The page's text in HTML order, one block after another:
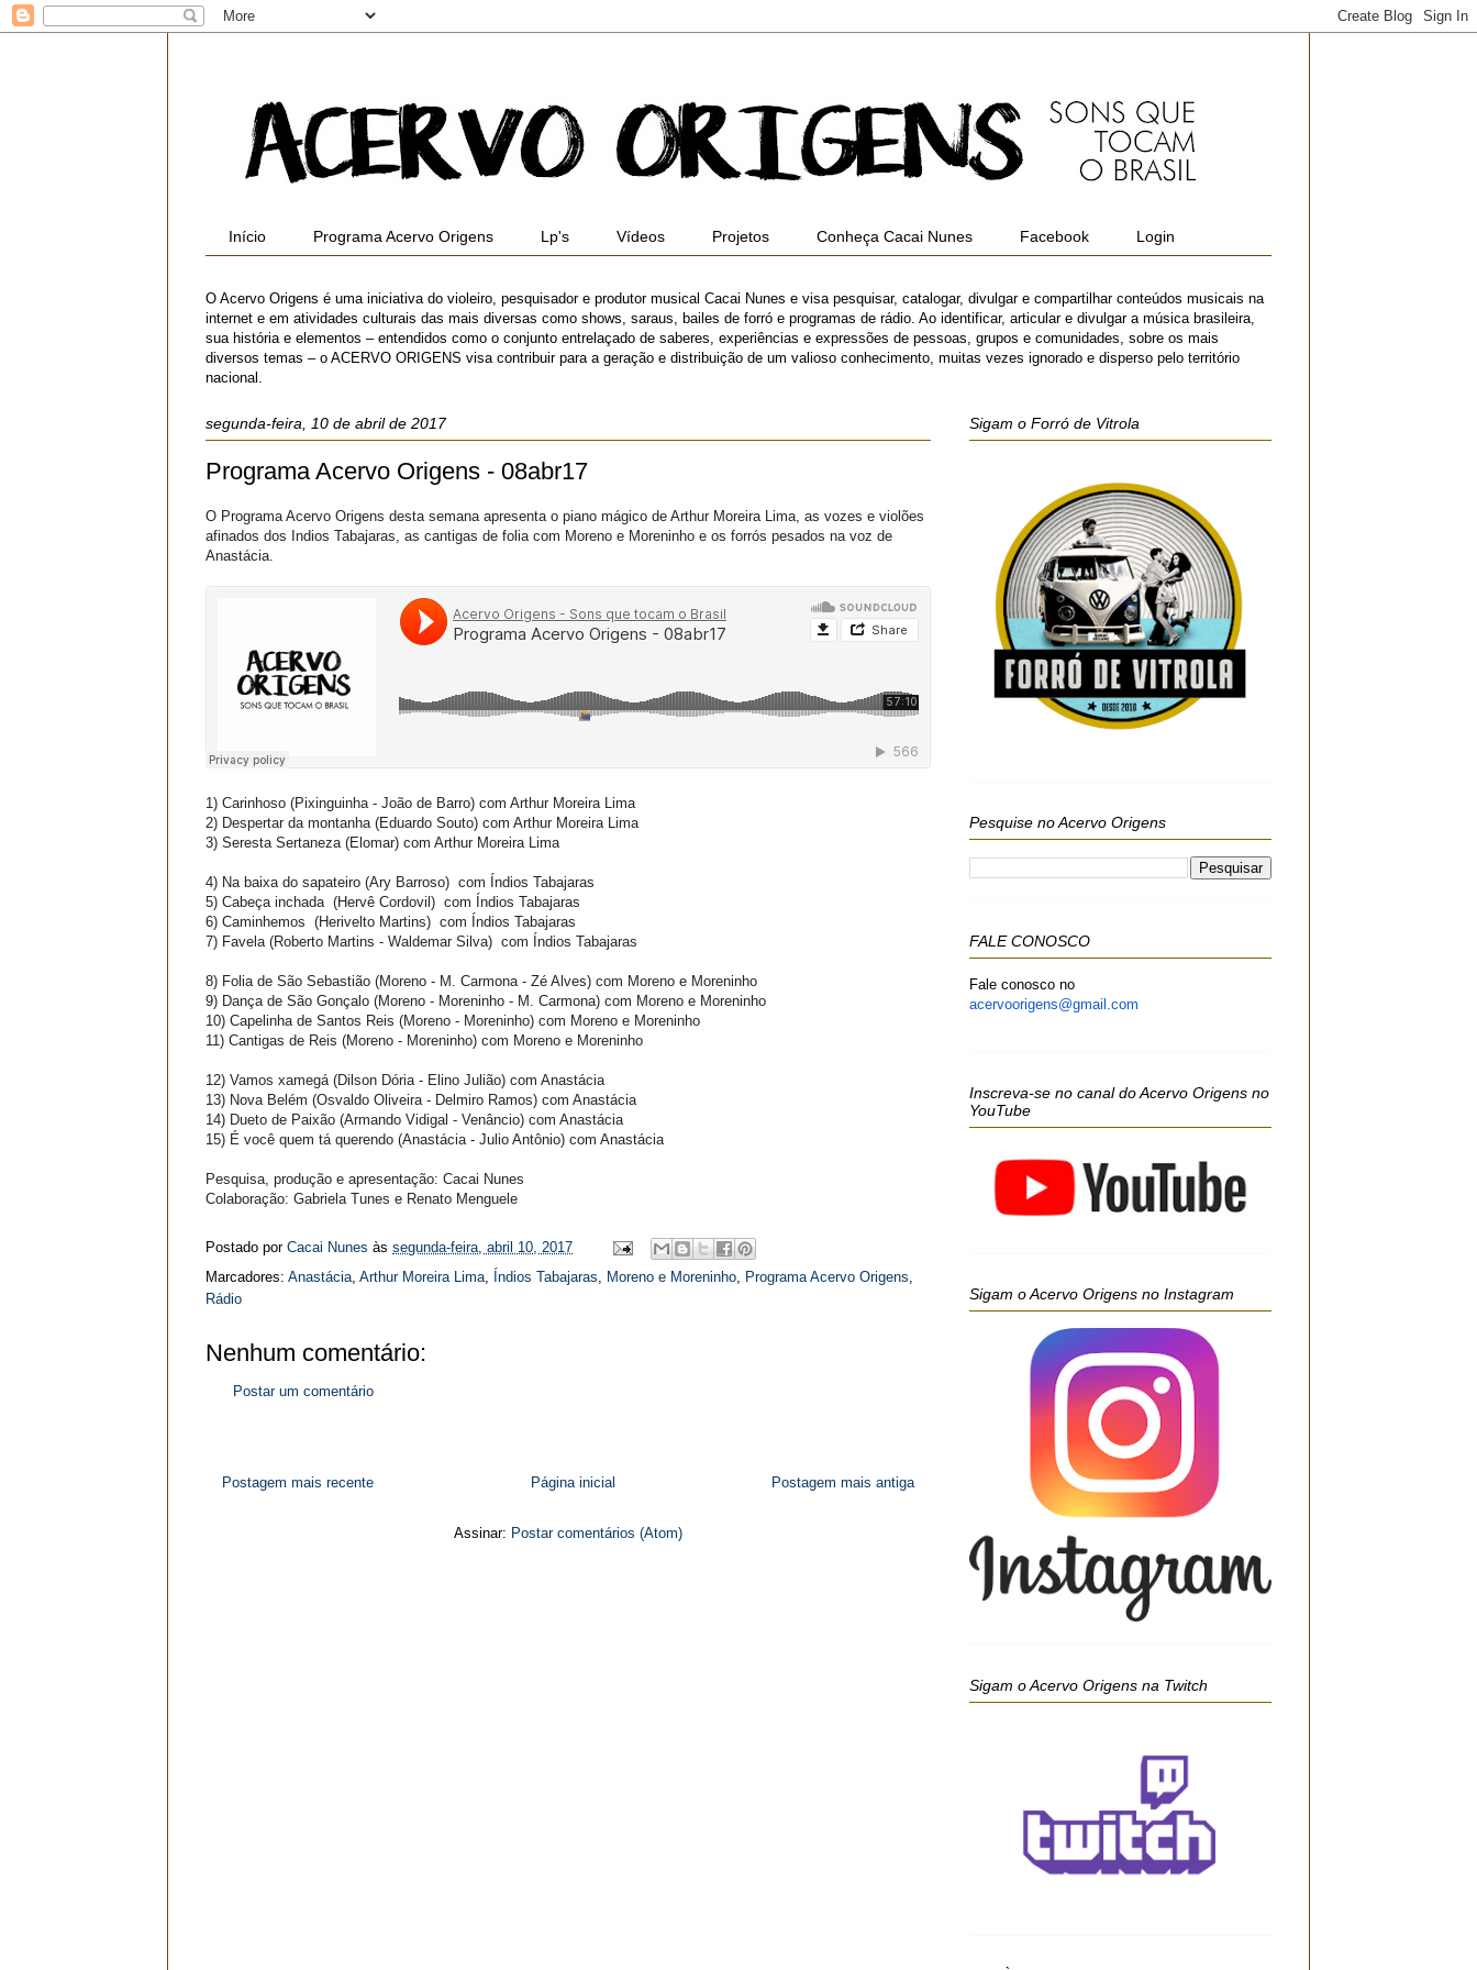
Início Programa Acervo Origens Lp's Vídeos Projetos Conheça Cacai Nunes Facebook Login
O Acervo Origens é uma iniciativa do violeiro, pesquisador e produtor musical Cacai Nunes e visa pesquisar, catalogar, divulgar e compartilhar conteúdos musicais na
internet e em atividades culturais das mais diversas como shows, saraus, bailes de forró e programas de rádio. Ao identificar, articular e divulgar a música brasileira,
sua história e elementos – entendidos como o conjunto entrelaçado de saberes, experiências e expressões de pessoas, grupos e comunidades, sobre os mais
diversos temas – o ACERVO ORIGENS visa contribuir para a geração e distribuição de um valioso conhecimento, muitas vezes ignorado e disperso pelo território
nacional.
segunda-feira, 10 de abril de 2017
Programa Acervo Origens - 08abr17
O Programa Acervo Origens desta semana apresenta o piano mágico de Arthur Moreira Lima, as vozes e violões
afinados dos Indios Tabajaras, as cantigas de folia com Moreno e Moreninho e os forrós pesados na voz de
Anastácia.
1) Carinhoso (Pixinguinha - João de Barro) com Arthur Moreira Lima
2) Despertar da montanha (Eduardo Souto) com Arthur Moreira Lima
3) Seresta Sertaneza (Elomar) com Arthur Moreira Lima
4) Na baixa do sapateiro (Ary Barroso) com Índios Tabajaras
5) Cabeça inchada (Hervê Cordovil) com Índios Tabajaras
6) Caminhemos (Herivelto Martins) com Índios Tabajaras
7) Favela (Roberto Martins - Waldemar Silva) com Índios Tabajaras
8) Folia de São Sebastião (Moreno - M. Carmona - Zé Alves) com Moreno e Moreninho
9) Dança de São Gonçalo (Moreno - Moreninho - M. Carmona) com Moreno e Moreninho
10) Capelinha de Santos Reis (Moreno - Moreninho) com Moreno e Moreninho
11) Cantigas de Reis (Moreno - Moreninho) com Moreno e Moreninho
12) Vamos xamegá (Dilson Dória - Elino Julião) com Anastácia
13) Nova Belém (Osvaldo Oliveira - Delmiro Ramos) com Anastácia
14) Dueto de Paixão (Armando Vidigal - Venâncio) com Anastácia
15) É você quem tá querendo (Anastácia - Julio Antônio) com Anastácia
Pesquisa, produção e apresentação: Cacai Nunes
Colaboração: Gabriela Tunes e Renato Menguele
Postado por Cacai Nunes às segunda-feira, abril 10, 2017
Marcadores: Anastácia, Arthur Moreira Lima, Índios Tabajaras, Moreno e Moreninho, Programa Acervo Origens,
Rádio
Nenhum comentário:
Postar um comentário
Postagem mais recente Postagem mais antiga
Página inicial
Assinar: Postar comentários (Atom)
Sigam o Forró de Vitrola
Pesquise no Acervo Origens
FALE CONOSCO
Fale conosco no
acervoorigens@gmail.com
Inscreva-se no canal do Acervo Origens no
YouTube
Sigam o Acervo Origens no Instagram
Sigam o Acervo Origens na Twitch